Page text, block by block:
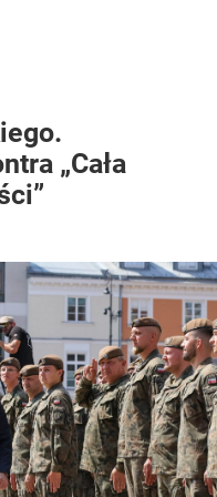
„Cała